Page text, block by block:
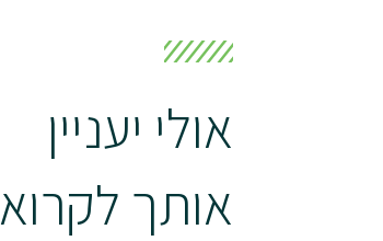
אולי יעניין
אותך לקרוא